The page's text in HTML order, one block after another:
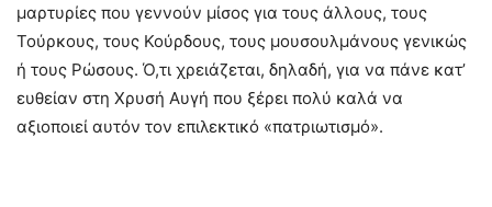
μαρτυρίες που γεννούν μίσος για τους άλλους, τους
Τούρκους, τους Κούρδους, τους μουσουλμάνους γενικώς
ή τους Ρώσους. Ό,τι χρειάζεται, δηλαδή, για να πάνε κατ’
ευθείαν στη Χρυσή Αυγή που ξέρει πολύ καλά να
αξιοποιεί αυτόν τον επιλεκτικό «πατριωτισμό».